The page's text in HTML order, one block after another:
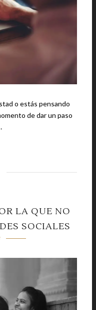
o estás pensando
de dar un paso
LA QUE NO
SOCIALES